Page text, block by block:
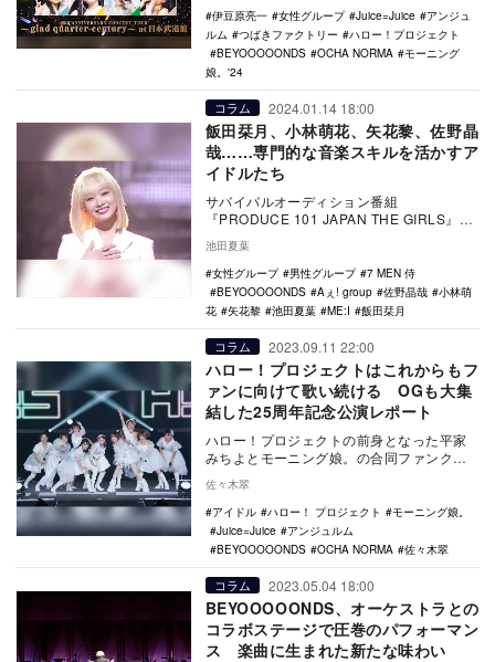
伊豆原亮一
女性グループ Juice=Juice
アンジュ
ルム
つばきファクトリー
ハロー！プロジェクト
BEYOOOOONDS
OCHA NORMA
モーニング
娘。'24
コラム 2024.01.14 18:00
飯田栞月、小林萌花、矢花黎、佐野晶
哉……専門的な音楽スキルを活かすア
イドルたち
サバイバルオーディション番組
『PRODUCE 101 JAPAN THE GIRLS』が
12月16日に生放送されたファイナルで華…
池田夏葉
女性グループ
男性グループ
7 MEN 侍
BEYOOOOONDS
Aぇ! group 佐野晶哉
小林萌
花
矢花黎 池田夏葉 ME:I 飯田栞月
コラム 2023.09.11 22:00
ハロー！プロジェクトはこれからもフ
ァンに向けて歌い続ける OGも大集
結した25周年記念公演レポート
ハロー！プロジェクトの前身となった平家
みちよとモーニング娘。の合同ファンクラ
な変化…
佐々木翠
アイドル
ハロー！ プロジェクト
モーニング娘。
Juice=Juice
アンジュルム
BEYOOOOONDS
OCHA NORMA 佐々木翠
コラム 2023.05.04 18:00
BEYOOOOONDS、オーケストラとの
コラボステージで圧巻のパフォーマン
ス 楽曲に生まれた新たな味わい